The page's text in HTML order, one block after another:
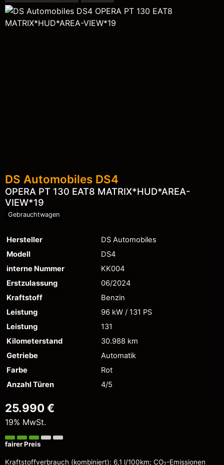
DS Automobiles DS4
OPERA PT 130 EAT8 MATRIX*HUD*AREA-
VIEW*19
Gebrauchtwagen
Hersteller
DS Automobiles
Modell
DS4
interne Nummer
KK004
Erstzulassung
06/2024
Kraftstoff
Benzin
Leistung
96 kW / 131 PS
Leistung
131
Kilometerstand
30.988 km
Getriebe
Automatik
Farbe
Rot
Anzahl Türen
4/5
25.990 €
19% MwSt.
fairer Preis
Kraftstoffverbrauch (kombiniert): 6,1 l/100km; CO2-Emissionen